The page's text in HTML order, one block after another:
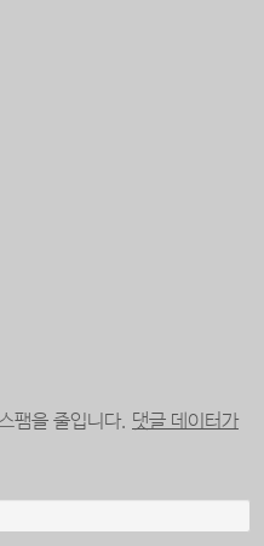
팸을 줄입니다. 댓글 데이터가